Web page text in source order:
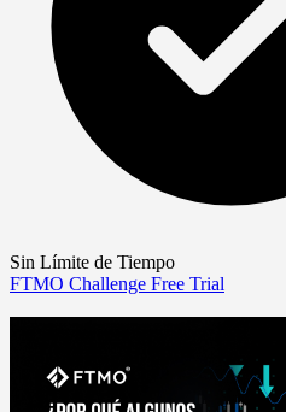
Sin Límite de Tiempo
FTMO Challenge Free Trial